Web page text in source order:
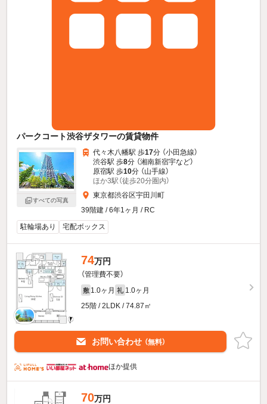
パークコート渋谷ザタワーの賃貸物件
すべての写真
代々木八幡駅 歩17分 （小田急線）
渋谷駅 歩8分 （湘南新宿宇など）
原宿駅 歩10分 （山手線）
ほか3駅（徒歩20分圏内）
東京都渋谷区宇田川町
39階建 / 6年1ヶ月 / RC
駐輪場あり
宅配ボックス
74万円
（管理費不要）
敷 1.0ヶ月 礼 1.0ヶ月
25階 / 2LDK / 74.87㎡
お問い合わせ （無料）
ほか提供
70万円